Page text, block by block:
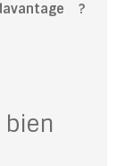
?